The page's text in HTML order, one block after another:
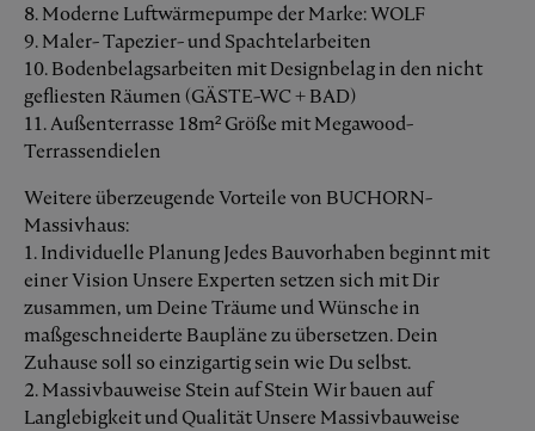
8. Moderne Luftwärmepumpe der Marke: WOLF
9. Maler- Tapezier- und Spachtelarbeiten
10. Bodenbelagsarbeiten mit Designbelag in den nicht
gefliesten Räumen (GÄSTE-WC + BAD)
11. Außenterrasse 18m² Größe mit Megawood-
Terrassendielen
Weitere überzeugende Vorteile von BUCHORN-
Massivhaus:
1. Individuelle Planung Jedes Bauvorhaben beginnt mit
einer Vision Unsere Experten setzen sich mit Dir
zusammen, um Deine Träume und Wünsche in
maßgeschneiderte Baupläne zu übersetzen. Dein
Zuhause soll so einzigartig sein wie Du selbst.
2. Massivbauweise Stein auf Stein Wir bauen auf
Langlebigkeit und Qualität Unsere Massivbauweise